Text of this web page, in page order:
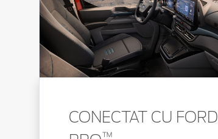
CONECTAT CU FORD